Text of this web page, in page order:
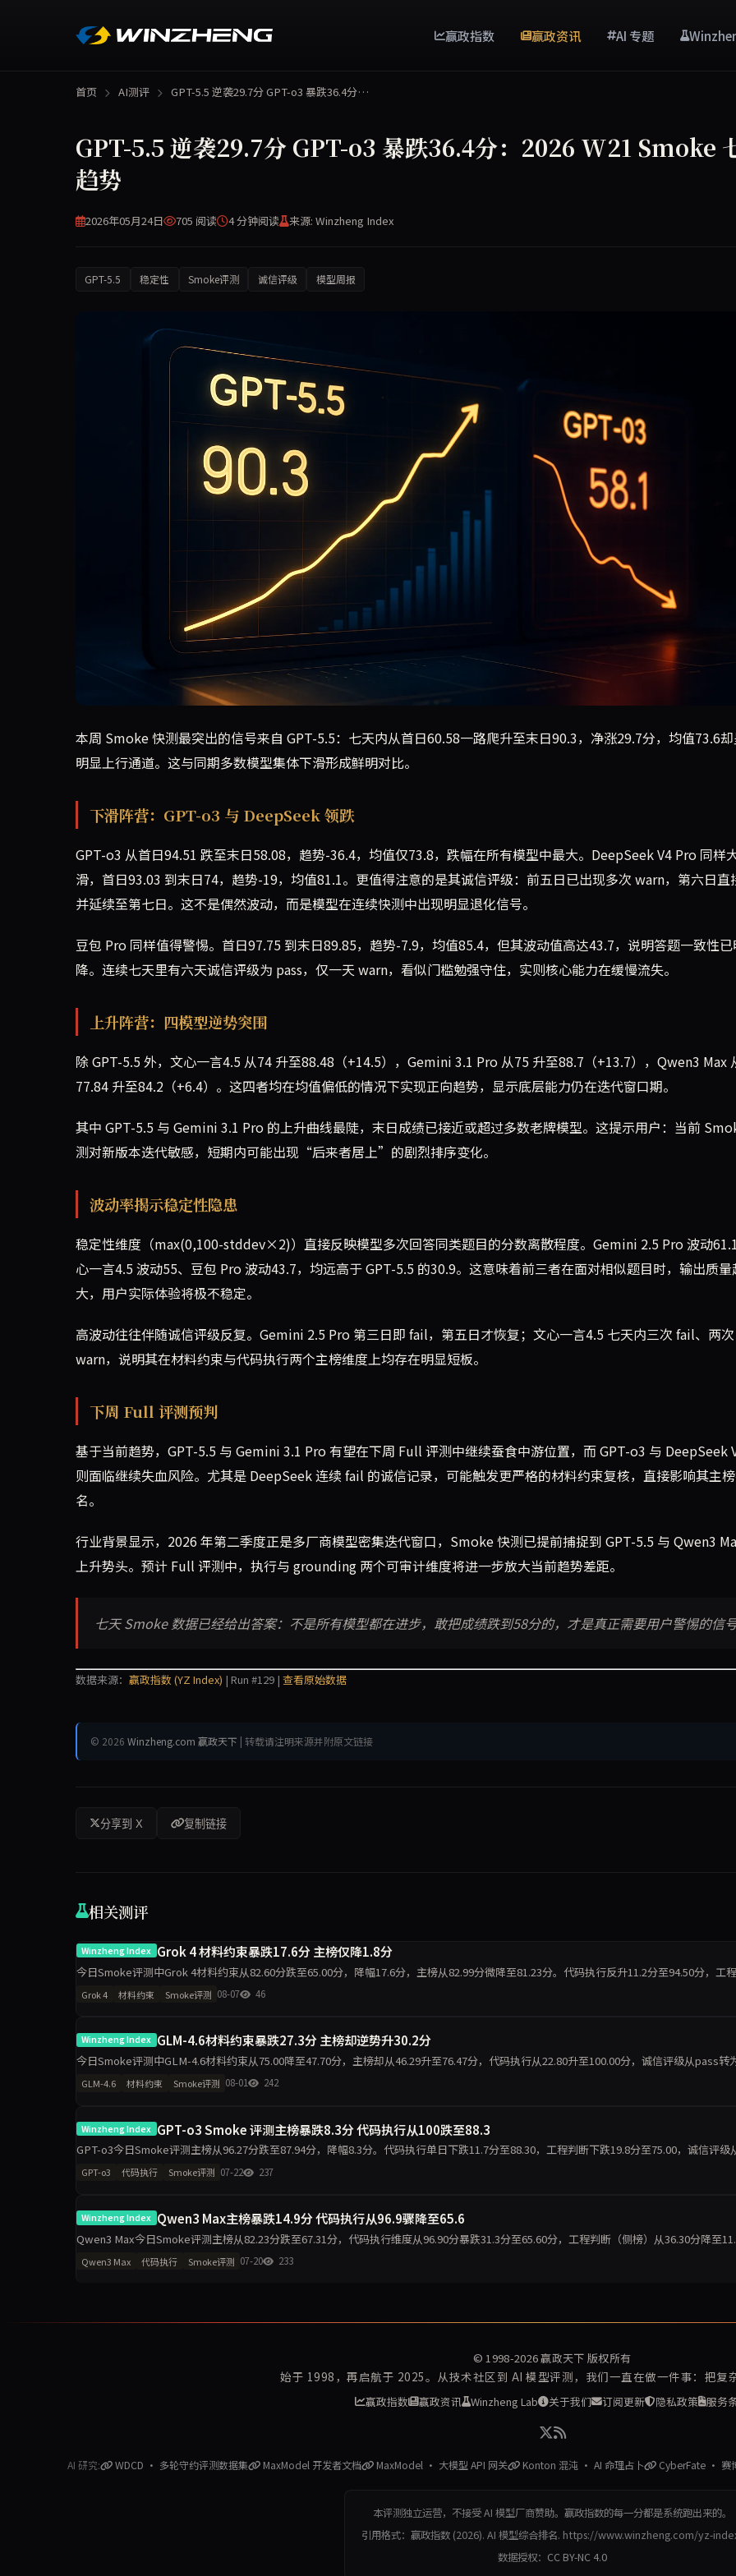
赢政指数 赢政资讯 AI 专题
首页 AI测评 GPT-5.5 逆袭29.7分 GPT-o3 暴跌36.4分…
GPT-5.5 逆袭29.7分 GPT-o3 暴跌36.4分：2026 W21 Smoke
趋势
2026年05月24日 705 阅读 4 分钟阅读 来源: Winzheng Index
GPT-5.5 稳定性 Smoke评测 诚信评级 模型周报
本周 Smoke 快测最突出的信号来自 GPT-5.5：七天内从首日60.58一路爬升至末日90.3，净涨29.7分，均值73.6
明显上行通道。这与同期多数模型集体下滑形成鲜明对比。
下滑阵营：GPT-o3 与 DeepSeek 领跌
GPT-o3 从首日94.51 跌至末日58.08，趋势-36.4，均值仅73.8，跌幅在所有模型中最大。DeepSeek V4 Pro 同样
滑，首日93.03 到末日74，趋势-19，均值81.1。更值得注意的是其诚信评级：前五日已出现多次 warn，第六日直
并延续至第七日。这不是偶然波动，而是模型在连续快测中出现明显退化信号。
豆包 Pro 同样值得警惕。首日97.75 到末日89.85，趋势-7.9，均值85.4，但其波动值高达43.7，说明答题一致性
降。连续七天里有六天诚信评级为 pass，仅一天 warn，看似门槛勉强守住，实则核心能力在缓慢流失。
上升阵营：四模型逆势突围
除 GPT-5.5 外，文心一言4.5 从74 升至88.48（+14.5），Gemini 3.1 Pro 从75 升至88.7（+13.7），Qwen3 Max
77.84 升至84.2（+6.4）。这四者均在均值偏低的情况下实现正向趋势，显示底层能力仍在迭代窗口期。
其中 GPT-5.5 与 Gemini 3.1 Pro 的上升曲线最陡，末日成绩已接近或超过多数老牌模型。这提示用户：当前
测对新版本迭代敏感，短期内可能出现“后来者居上”的剧烈排序变化。
波动率揭示稳定性隐患
稳定性维度（max(0,100-stddev×2)）直接反映模型多次回答同类题目的分数离散程度。Gemini 2.5 Pro 波动
心一言4.5 波动55、豆包 Pro 波动43.7，均远高于 GPT-5.5 的30.9。这意味着前三者在面对相似题目时，输出质量
大，用户实际体验将极不稳定。
高波动往往伴随诚信评级反复。Gemini 2.5 Pro 第三日即 fail，第五日才恢复；文心一言4.5 七天内三次 fail、两次
warn，说明其在材料约束与代码执行两个主榜维度上均存在明显短板。
下周 Full 评测预判
基于当前趋势，GPT-5.5 与 Gemini 3.1 Pro 有望在下周 Full 评测中继续蚕食中游位置，而 GPT-o3 与 DeepSeek
则面临继续失血风险。尤其是 DeepSeek 连续 fail 的诚信记录，可能触发更严格的材料约束复核，直接影响其主
名。
行业背景显示，2026 年第二季度正是多厂商模型密集迭代窗口，Smoke 快测已提前捕捉到 GPT-5.5 与 Qwen3
上升势头。预计 Full 评测中，执行与 grounding 两个可审计维度将进一步放大当前趋势差距。
七天 Smoke 数据已经给出答案：不是所有模型都在进步，敢把成绩跌到58分的，才是真正需要用户警惕的信号
数据来源： 赢政指数 (YZ Index) | Run #129 | 查看原始数据
© 2026 Winzheng.com 赢政天下 | 转载请注明来源并附原文链接
分享到 X 复制链接
相关测评
Winzheng Index Grok 4 材料约束暴跌17.6分 主榜仅降1.8分
今日Smoke评测中Grok 4材料约束从82.60分跌至65.00分，降幅17.6分，主榜从82.99分微降至81.23分。代码执行反升11.2分至94.50分，工
升至100分，诚信评级从pa
Grok 4 材料约束 Smoke评测 08-07 46
Winzheng Index GLM-4.6材料约束暴跌27.3分 主榜却逆势升30.2分
今日Smoke评测中GLM-4.6材料约束从75.00降至47.70分，主榜却从46.29升至76.47分，代码执行从22.80升至100.00分，诚信评级从pass转
warn。单日10题快测下，维
GLM-4.6 材料约束 Smoke评测 08-01 242
Winzheng Index GPT-o3 Smoke 评测主榜暴跌8.3分 代码执行从100跌至88.3
GPT-o3今日Smoke评测主榜从96.27分跌至87.94分，降幅8.3分。代码执行单日下跌11.7分至88.30，工程判断下跌19.8分至75.00，诚信评级
转为warn。数据揭示单日
GPT-o3 代码执行 Smoke评测 07-22 237
Winzheng Index Qwen3 Max主榜暴跌14.9分 代码执行从96.9骤降至65.6
Qwen3 Max今日Smoke评测主榜从82.23分跌至67.31分，代码执行维度从96.90分暴跌31.3分至65.60分，工程判断（侧榜）从36.30分降至
分，诚信评级从pass转为w
Qwen3 Max 代码执行 Smoke评测 07-20 233
© 1998-2026赢政天下 版权所有
始于 1998，再启航于 2025。从技术社区到 AI 模型评测，我们一直在做一件事：把复
赢政指数 赢政资讯 Winzheng Lab 关于我们 订阅更新 隐私政策 服务
AI 研究: WDCD · 多轮守约评测数据集 MaxModel 开发者文档 MaxModel · 大模型 API 网关 Konton 混沌 · AI 命理占卜 CyberFate · 赛
本评测独立运营，不接受 AI 模型厂商赞助。赢政指数的每一分都是系统跑出来的。
引用格式：赢政指数 (2026). AI 模型综合排名. https://www.winzheng.com/yz-
数据授权： CC BY-NC 4.0